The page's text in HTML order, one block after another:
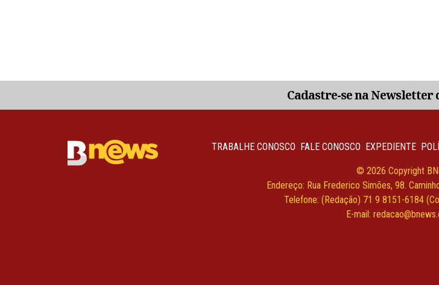
Cadastre-se na Newsletter
TRABALHE CONOSCO FALE CONOSCO EXPEDIENTE
© 2026 Copyright
Endereço: Rua Frederico Simões, 98.
Telefone: (Redação) 71 9 8151-6184
E-mail: